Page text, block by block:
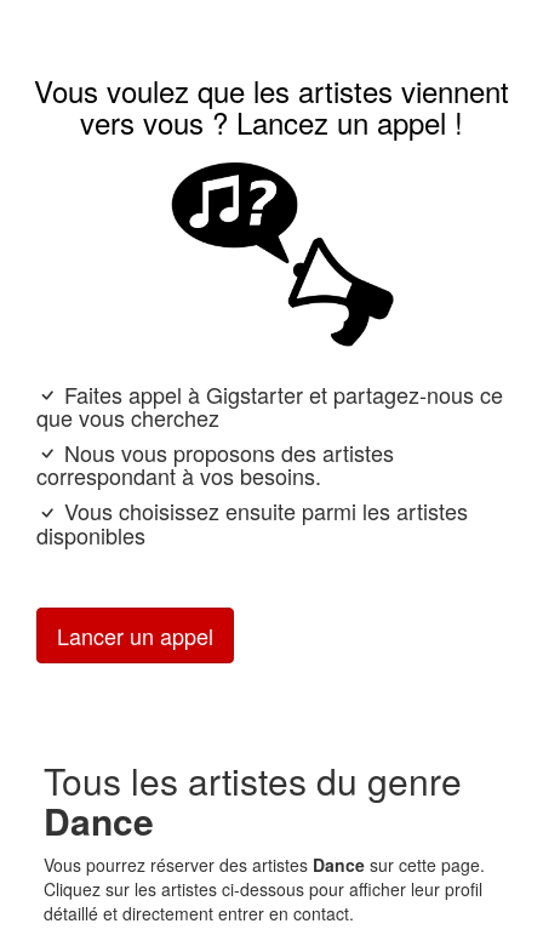
Vous voulez que les artistes viennent
vers vous ? Lancez un appel !
Faites appel à Gigstarter et partagez-nous ce
que vous cherchez
Nous vous proposons des artistes
correspondant à vos besoins.
Vous choisissez ensuite parmi les artistes
disponibles
Lancer un appel
Tous les artistes du genre
Dance
Vous pourrez réserver des artistes Dancesur cette page.
Cliquez sur les artistes ci-dessous pour afficher leur profil
détaillé et directement entrer en contact.